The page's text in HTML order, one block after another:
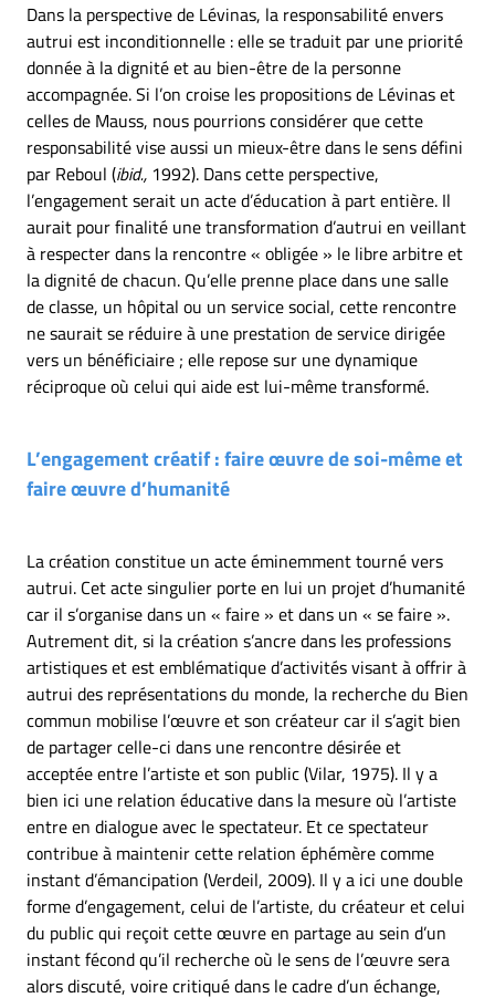
Dans la perspective de Lévinas, la responsabilité envers
autrui est inconditionnelle : elle se traduit par une priorité
donnée à la dignité et au bien-être de la personne
accompagnée. Si l’on croise les propositions de Lévinas et
celles de Mauss, nous pourrions considérer que cette
responsabilité vise aussi un mieux-être dans le sens défini
par Reboul (ibid., 1992). Dans cette perspective,
l’engagement serait un acte d’éducation à part entière. Il
aurait pour finalité une transformation d’autrui en veillant
à respecter dans la rencontre « obligée » le libre arbitre et
la dignité de chacun. Qu’elle prenne place dans une salle
de classe, un hôpital ou un service social, cette rencontre
ne saurait se réduire à une prestation de service dirigée
vers un bénéficiaire ; elle repose sur une dynamique
réciproque où celui qui aide est lui-même transformé.
L’engagement créatif : faire œuvre de soi-même et
faire œuvre d’humanité
La création constitue un acte éminemment tourné vers
autrui. Cet acte singulier porte en lui un projet d’humanité
car il s’organise dans un « faire » et dans un « se faire ».
Autrement dit, si la création s’ancre dans les professions
artistiques et est emblématique d’activités visant à offrir à
autrui des représentations du monde, la recherche du Bien
commun mobilise l’œuvre et son créateur car il s’agit bien
de partager celle-ci dans une rencontre désirée et
acceptée entre l’artiste et son public (Vilar, 1975). Il y a
bien ici une relation éducative dans la mesure où l’artiste
entre en dialogue avec le spectateur. Et ce spectateur
contribue à maintenir cette relation éphémère comme
instant d’émancipation (Verdeil, 2009). Il y a ici une double
forme d’engagement, celui de l’artiste, du créateur et celui
du public qui reçoit cette œuvre en partage au sein d’un
instant fécond qu’il recherche où le sens de l’œuvre sera
alors discuté, voire critiqué dans le cadre d’un échange,